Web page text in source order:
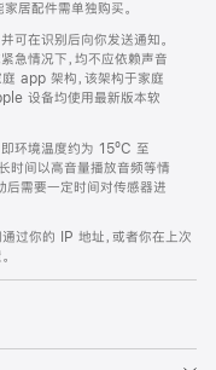
居配件需单独购买。
可在识别后向你发送通知。
急情况下，均不应依赖声音
app 架构，该架构于家庭
设备均使用最新版本软
环境温度约为 15ºC 至
时间以高音量播放音频等情
后需要一定时间对传感器进
过你的 IP 地址，或者你在上次